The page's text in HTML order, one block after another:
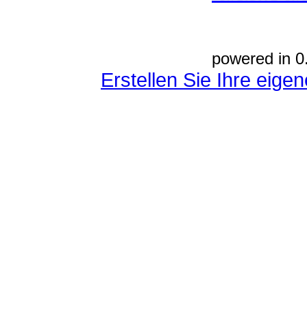
powered in
Erstellen Sie Ihre